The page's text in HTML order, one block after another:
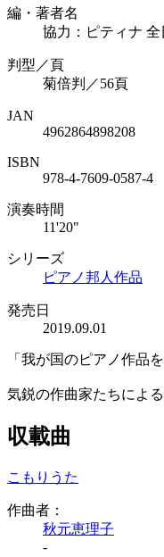
編・著者名
協力：ピティナ
判型／頁
菊倍判／56頁
JAN
4962864898208
ISBN
978-4-7609-0587-4
演奏時間
11'20"
シリーズ
ピアノ邦人作品
発売日
2019.09.01
「我が国のピアノ作品
気鋭の作曲家たちによ
収載曲
こもりうた
作曲者：
秋元恵理子
-